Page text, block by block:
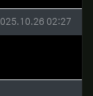
성일 02:27